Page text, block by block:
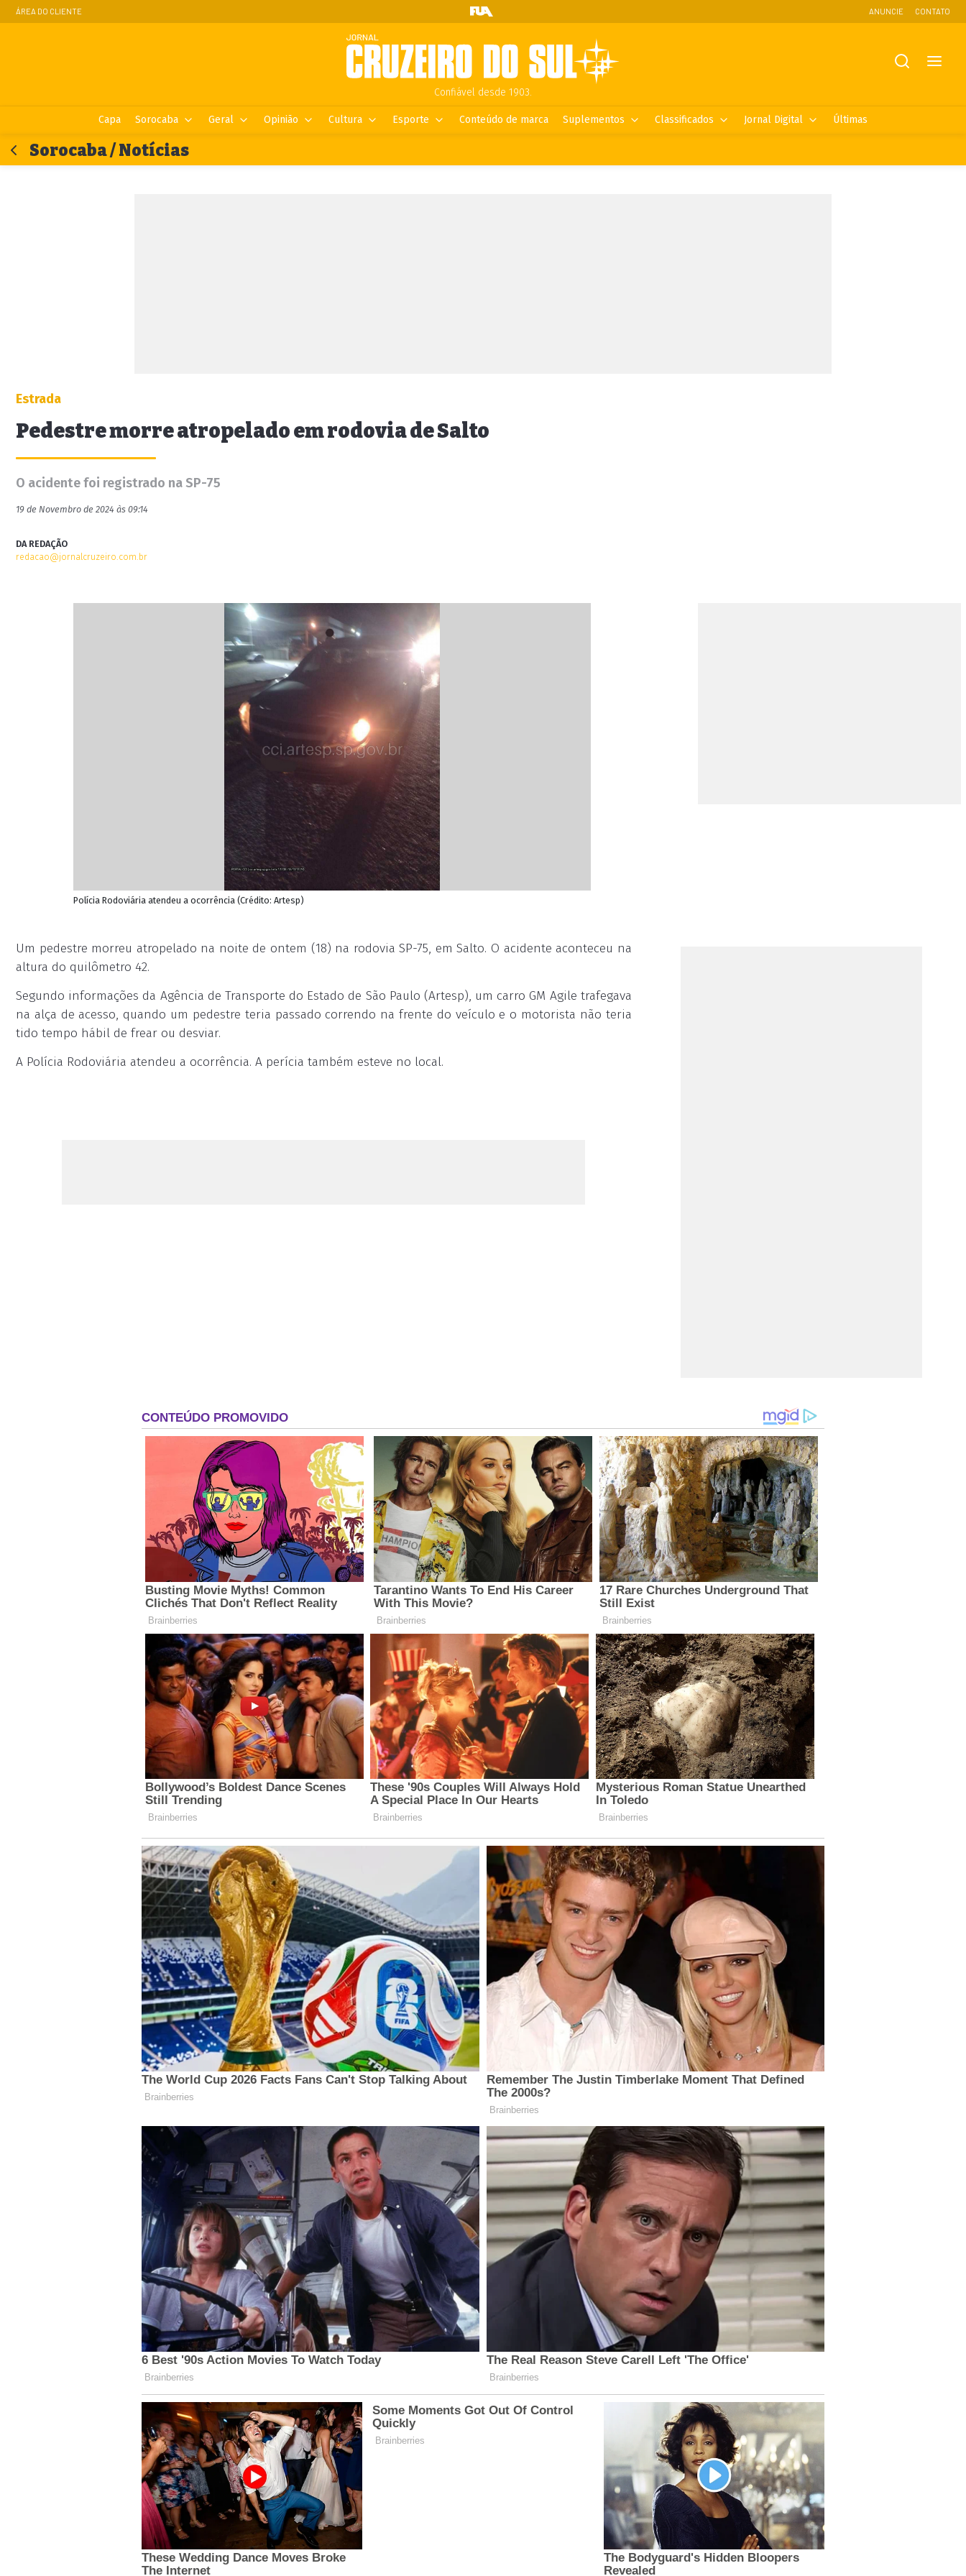
ÁREA DO CLIENTE ANUNCIE CONTATO
Confiável desde 1903.
Capa Sorocaba Geral Opinião Cultura Esporte Conteúdo de marca Suplementos Classificados Jornal Digital Últimas
Sorocaba / Notícias
Estrada
Pedestre morre atropelado em rodovia de Salto
O acidente foi registrado na SP-75
19 de Novembro de 2024 às 09:14
DA REDAÇÃO
redacao@jornalcruzeiro.com.br
Polícia Rodoviária atendeu a ocorrência (Crédito: Artesp)
Um pedestre morreu atropelado na noite de ontem (18) na rodovia SP-75, em Salto. O acidente aconteceu na
altura do quilômetro 42.
Segundo informações da Agência de Transporte do Estado de São Paulo (Artesp), um carro GM Agile trafegava
na alça de acesso, quando um pedestre teria passado correndo na frente do veículo e o motorista não teria
tido tempo hábil de frear ou desviar.
A Polícia Rodoviária atendeu a ocorrência. A perícia também esteve no local.